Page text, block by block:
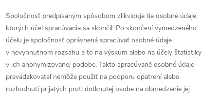
Spoločnosť predpísaným spôsobom zlikviduje tie osobné údaje,
ktorých účel spracúvania sa skončil. Po skončení vymedzeného
účelu je spoločnosť oprávnená spracúvať osobné údaje
v nevyhnutnom rozsahu a to na výskum alebo na účely štatistiky
v ich anonymizovanej podobe. Takto spracúvané osobné údaje
prevádzkovateľ nemôže použiť na podporu opatrení alebo
rozhodnutí prijatých proti dotknutej osobe na obmedzenie jej